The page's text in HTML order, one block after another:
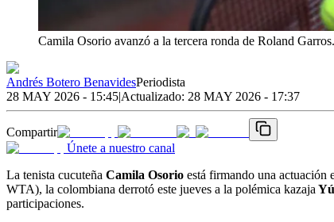
Camila Osorio avanzó a la tercera ronda de Roland Garros.
Andrés Botero BenavidesPeriodista
28 MAY 2026 - 15:45|Actualizado: 28 MAY 2026 - 17:37
Compartir
Únete a nuestro canal
La tenista cucuteña Camila Osorio está firmando una actuación
WTA), la colombiana derrotó este jueves a la polémica kazaja
participaciones.